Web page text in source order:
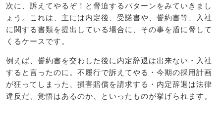
次に、訴えてやるぞ！と脅迫するパターンをみていきまし
ょう。これは、主には内定後、受諾書や、誓約書等、入社
に関する書類を提出している場合に、その事を盾に脅して
くるケースです。
例えば、誓約書を交わした後に内定辞退は出来ない・入社
すると言ったのに。不履行で訴えてやる・今期の採用計画
が狂ってしまった、損害賠償を請求する・内定辞退は法律
違反だ、覚悟はあるのか、といったものが挙げられます。